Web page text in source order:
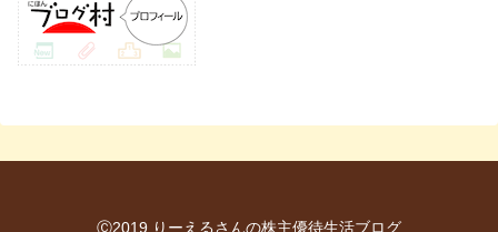
Ⓒ2019 りーえるさんの株主優待生活ブログ